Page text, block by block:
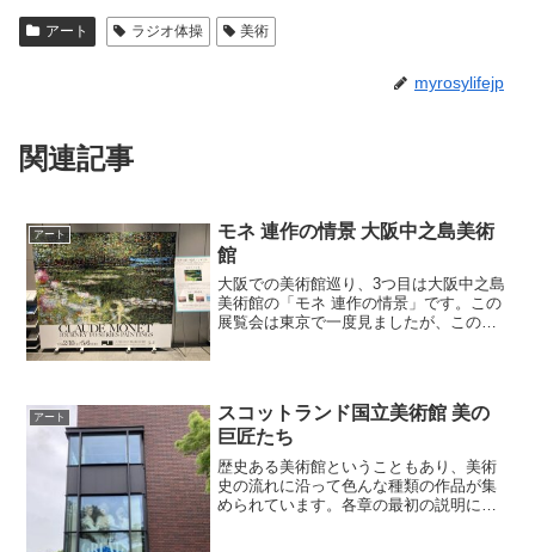
アート ラジオ体操 美術
myrosylifejp
関連記事
アート
モネ 連作の情景 大阪中之島美術
館
大阪での美術館巡り、3つ目は大阪中之島
美術館の「モネ 連作の情景」です。この
展覧会は東京で一度見ましたが、この展
た。東京会場の投稿は...
アート
スコットランド国立美術館 美の
巨匠たち
歴史ある美術館ということもあり、美術
史の流れに沿って色んな種類の作品が集
められています。各章の最初の説明に注